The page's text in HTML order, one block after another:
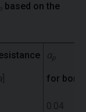
based on the
αp
for
0.04